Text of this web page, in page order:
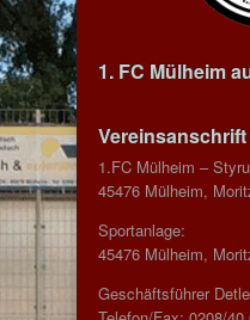
1. FC Mülheim
Vereinsanschrift
1.FC Mülheim –
45476 Mülheim,
Sportanlage:
45476 Mülheim,
Geschäftsführer